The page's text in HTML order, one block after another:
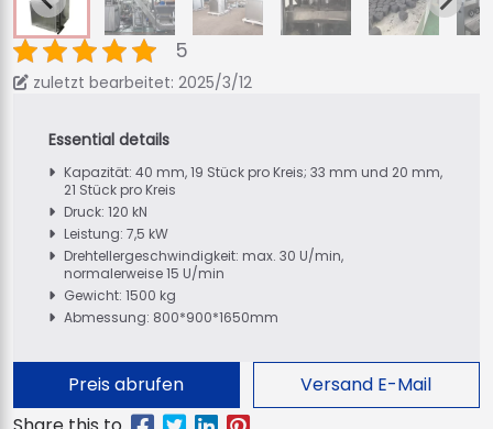
5
zuletzt bearbeitet: 2025/3/12
Kapazität: 40 mm, 19 Stück pro Kreis; 33 mm und 20 mm,
21 Stück pro Kreis
Druck: 120 kN
Leistung: 7,5 kW
Drehtellergeschwindigkeit: max. 30 U/min,
normalerweise 15 U/min
Gewicht: 1500 kg
Abmessung: 800*900*1650mm
Preis abrufen Versand E-Mail